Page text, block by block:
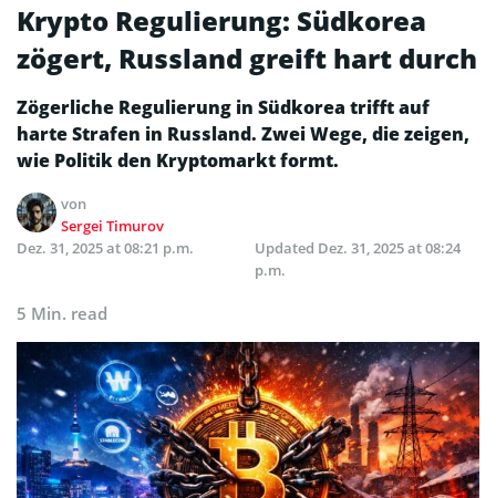
Krypto Regulierung: Südkorea
zögert, Russland greift hart durch
Zögerliche Regulierung in Südkorea trifft auf
harte Strafen in Russland. Zwei Wege, die zeigen,
wie Politik den Kryptomarkt formt.
von
Sergei Timurov
Dez. 31, 2025 at 08:21 p.m.
Updated Dez. 31, 2025 at 08:24
p.m.
5 Min. read